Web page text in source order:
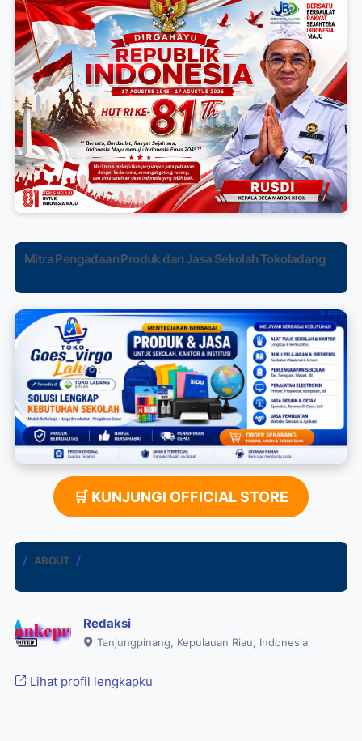
Mitra Pengadaan Produk dan Jasa Sekolah Tokoladang
🛒 KUNJUNGI OFFICIAL STORE
ABOUT
Redaksi
Tanjungpinang, Kepulauan Riau, Indonesia
Lihat profil lengkapku